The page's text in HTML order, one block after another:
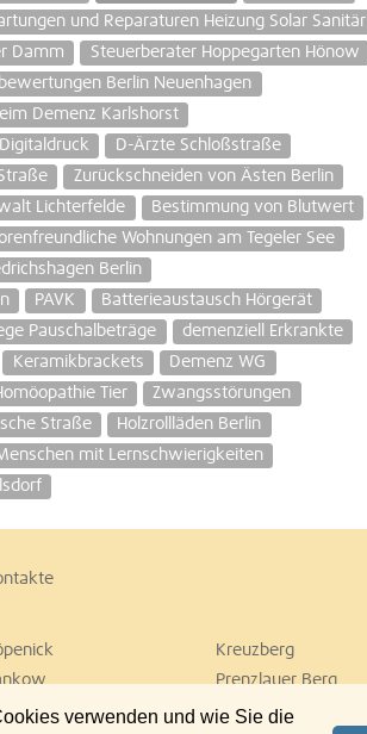
verwenden und wie Sie die
und Reparaturen Heizung Solar Sanitär
Damm
Steuerberater Hoppegarten Hönow
Berlin Neuenhagen
Demenz Karlshorst
D-Ärzte Schloßstraße
Zurückschneiden von Ästen Berlin
Lichterfelde
Bestimmung von Blutwert
Wohnungen am Tegeler See
Berlin
PAVK
Batterieaustausch Hörgerät
Pauschalbeträge
demenziell Erkrankte
Keramikbrackets
Demenz WG
Tier
Zwangsstörungen
Straße
Holzrollläden Berlin
mit Lernschwierigkeiten
Kreuzberg
Prenzlauer Berg
Tiergarten